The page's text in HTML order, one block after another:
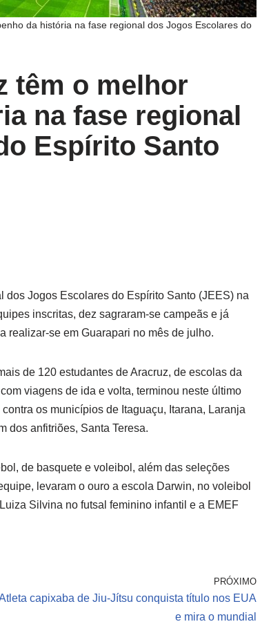
da história na fase regional dos Jogos Escolares do
têm o melhor
na fase regional
Espírito Santo
dos Jogos Escolares do Espírito Santo (JEES) na
inscritas, dez sagraram-se campeãs e já
realizar-se em Guarapari no mês de julho.
de 120 estudantes de Aracruz, de escolas da
viagens de ida e volta, terminou neste último
os municípios de Itaguaçu, Itarana, Laranja
dos anfitriões, Santa Teresa.
de basquete e voleibol, além das seleções
levaram o ouro a escola Darwin, no voleibol
Silvina no futsal feminino infantil e a EMEF
PRÓXIMO
capixaba de Jiu-Jítsu conquista título nos EUA
e mira o mundial